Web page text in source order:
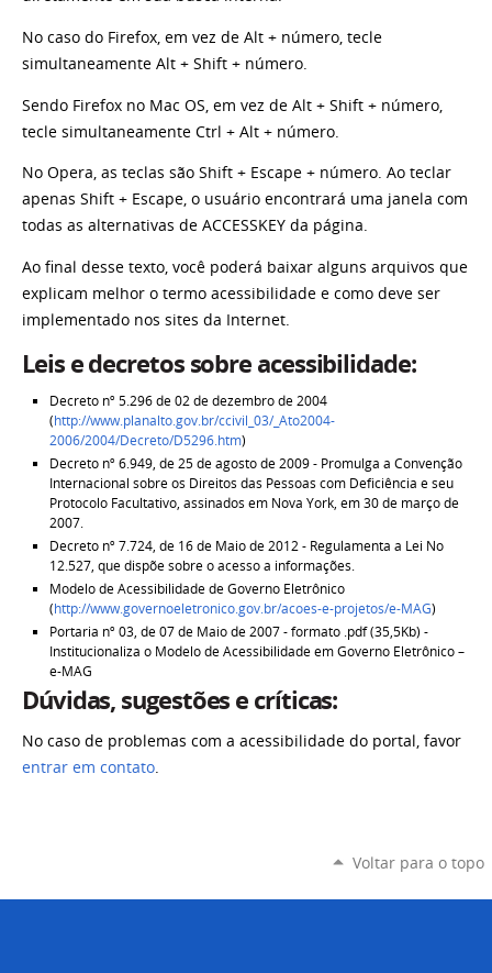
No caso do Firefox, em vez de Alt + número, tecle
simultaneamente Alt + Shift + número.
Sendo Firefox no Mac OS, em vez de Alt + Shift + número,
tecle simultaneamente Ctrl + Alt + número.
No Opera, as teclas são Shift + Escape + número. Ao teclar
apenas Shift + Escape, o usuário encontrará uma janela com
todas as alternativas de ACCESSKEY da página.
Ao final desse texto, você poderá baixar alguns arquivos que
explicam melhor o termo acessibilidade e como deve ser
implementado nos sites da Internet.
Leis e decretos sobre acessibilidade:
Decreto nº 5.296 de 02 de dezembro de 2004
(http://www.planalto.gov.br/ccivil_03/_Ato2004-
2006/2004/Decreto/D5296.htm)
Decreto nº 6.949, de 25 de agosto de 2009 - Promulga a Convenção
Internacional sobre os Direitos das Pessoas com Deficiência e seu
Protocolo Facultativo, assinados em Nova York, em 30 de março de
2007.
Decreto nº 7.724, de 16 de Maio de 2012 - Regulamenta a Lei No
12.527, que dispõe sobre o acesso a informações.
Modelo de Acessibilidade de Governo Eletrônico
(http://www.governoeletronico.gov.br/acoes-e-projetos/e-MAG)
Portaria nº 03, de 07 de Maio de 2007 - formato .pdf (35,5Kb) -
Institucionaliza o Modelo de Acessibilidade em Governo Eletrônico –
e-MAG
Dúvidas, sugestões e críticas:
No caso de problemas com a acessibilidade do portal, favor
entrar em contato.
Voltar para o topo